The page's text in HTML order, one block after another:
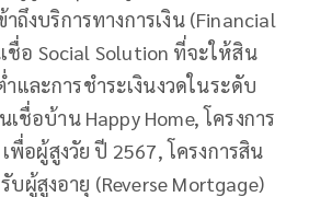
ถึงบริการทางการเงิน (Financial
ชื่อ Social Solution ที่จะให้สิน
และการชำระเงินงวดในระดับ
เชื่อบ้าน Happy Home, โครงการ
พื่อผู้สูงวัย ปี 2567, โครงการสิน
ผู้สูงอายุ (Reverse Mortgage)